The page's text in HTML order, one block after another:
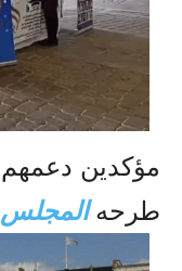
مؤكدين دعمهم
طرحهالمجلس